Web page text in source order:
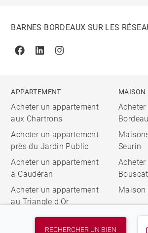
RECHERCHER UN BIEN
BARNES BORDEAUX SUR LES
FacebookLinkedinInstagram
APPARTEMENT
Acheter un appartement
aux Chartrons
Acheter un appartement
près du Jardin Public
Acheter un appartement
à Caudéran
Acheter un appartement
au Triangle d'Or
MAISON
Seurin
Bouscat
Maison